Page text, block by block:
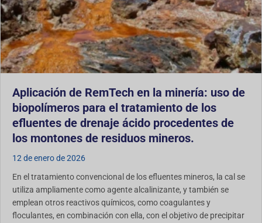
Aplicación de RemTech en la minería: uso de
biopolímeros para el tratamiento de los
efluentes de drenaje ácido procedentes de
los montones de residuos mineros.
12 de enero de 2026
En el tratamiento convencional de los efluentes mineros, la cal se
utiliza ampliamente como agente alcalinizante, y también se
emplean otros reactivos químicos, como coagulantes y
floculantes, en combinación con ella, con el objetivo de precipitar